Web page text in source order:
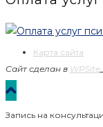
Карта сайта
Сайт сделан в WPSite
Запись на